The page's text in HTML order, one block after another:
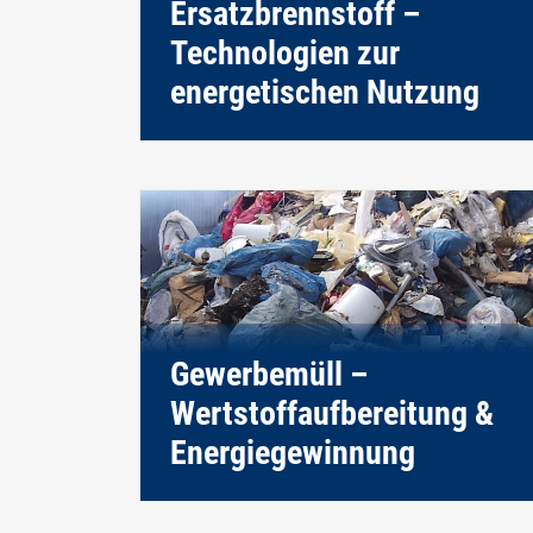
Ersatzbrennstoff –
Technologien zur
energetischen Nutzung
Gewerbemüll –
Wertstoffaufbereitung &
Energiegewinnung